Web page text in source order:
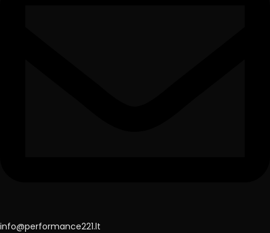
info@performance221.lt